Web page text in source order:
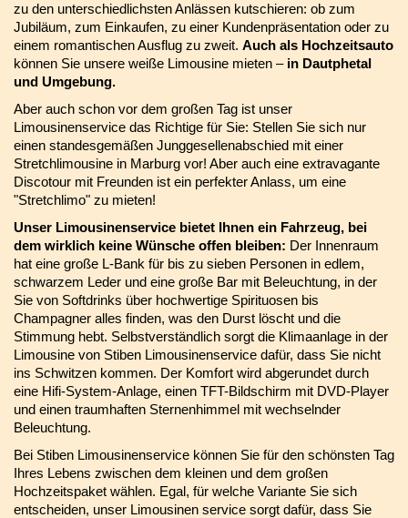
zu den unterschiedlichsten Anlässen kutschieren: ob zum
Jubiläum, zum Einkaufen, zu einer Kundenpräsentation oder zu
einem romantischen Ausflug zu zweit. Auch als Hochzeitsauto
können Sie unsere weiße Limousine mieten – in Dautphetal
und Umgebung.
Aber auch schon vor dem großen Tag ist unser
Limousinenservice das Richtige für Sie: Stellen Sie sich nur
einen standesgemäßen Junggesellenabschied mit einer
Stretchlimousine in Marburg vor! Aber auch eine extravagante
Discotour mit Freunden ist ein perfekter Anlass, um eine
"Stretchlimo" zu mieten!
Unser Limousinenservice bietet Ihnen ein Fahrzeug, bei
dem wirklich keine Wünsche offen bleiben: Der Innenraum
hat eine große L-Bank für bis zu sieben Personen in edlem,
schwarzem Leder und eine große Bar mit Beleuchtung, in der
Sie von Softdrinks über hochwertige Spirituosen bis
Champagner alles finden, was den Durst löscht und die
Stimmung hebt. Selbstverständlich sorgt die Klimaanlage in der
Limousine von Stiben Limousinenservice dafür, dass Sie nicht
ins Schwitzen kommen. Der Komfort wird abgerundet durch
eine Hifi-System-Anlage, einen TFT-Bildschirm mit DVD-Player
und einen traumhaften Sternenhimmel mit wechselnder
Beleuchtung.
Bei Stiben Limousinenservice können Sie für den schönsten Tag
Ihres Lebens zwischen dem kleinen und dem großen
Hochzeitspaket wählen. Egal, für welche Variante Sie sich
entscheiden, unser Limousinen service sorgt dafür, dass Sie